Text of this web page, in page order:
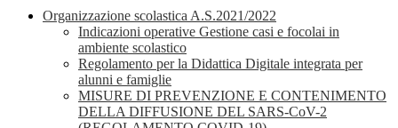
Organizzazione scolastica A.S.2021/2022
Indicazioni operative Gestione casi e focolai in
ambiente scolastico
Regolamento per la Didattica Digitale integrata per
alunni e famiglie
MISURE DI PREVENZIONE E CONTENIMENTO
DELLA DIFFUSIONE DEL SARS-CoV-2